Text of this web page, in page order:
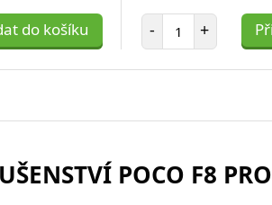
do košíku - Počet položek
+
POCO F8